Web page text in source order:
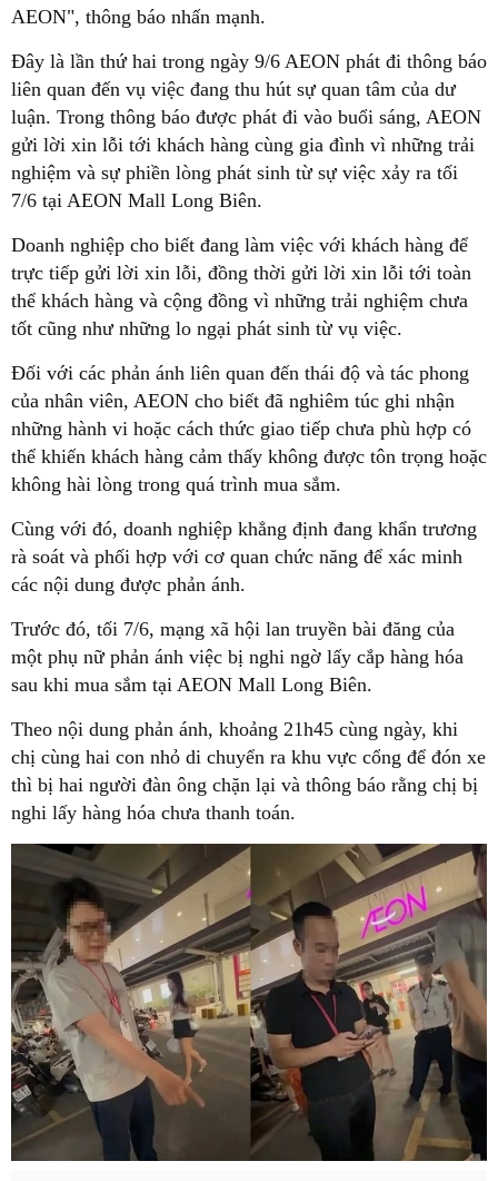
AEON", thông báo nhấn mạnh.
Đây là lần thứ hai trong ngày 9/6 AEON phát đi thông báo
liên quan đến vụ việc đang thu hút sự quan tâm của dư
luận. Trong thông báo được phát đi vào buổi sáng, AEON
gửi lời xin lỗi tới khách hàng cùng gia đình vì những trải
nghiệm và sự phiền lòng phát sinh từ sự việc xảy ra tối
7/6 tại AEON Mall Long Biên.
Doanh nghiệp cho biết đang làm việc với khách hàng để
trực tiếp gửi lời xin lỗi, đồng thời gửi lời xin lỗi tới toàn
thể khách hàng và cộng đồng vì những trải nghiệm chưa
tốt cũng như những lo ngại phát sinh từ vụ việc.
Đối với các phản ánh liên quan đến thái độ và tác phong
của nhân viên, AEON cho biết đã nghiêm túc ghi nhận
những hành vi hoặc cách thức giao tiếp chưa phù hợp có
thể khiến khách hàng cảm thấy không được tôn trọng hoặc
không hài lòng trong quá trình mua sắm.
Cùng với đó, doanh nghiệp khẳng định đang khẩn trương
rà soát và phối hợp với cơ quan chức năng để xác minh
các nội dung được phản ánh.
Trước đó, tối 7/6, mạng xã hội lan truyền bài đăng của
một phụ nữ phản ánh việc bị nghi ngờ lấy cắp hàng hóa
sau khi mua sắm tại AEON Mall Long Biên.
Theo nội dung phản ánh, khoảng 21h45 cùng ngày, khi
chị cùng hai con nhỏ di chuyển ra khu vực cổng để đón xe
thì bị hai người đàn ông chặn lại và thông báo rằng chị bị
nghi lấy hàng hóa chưa thanh toán.